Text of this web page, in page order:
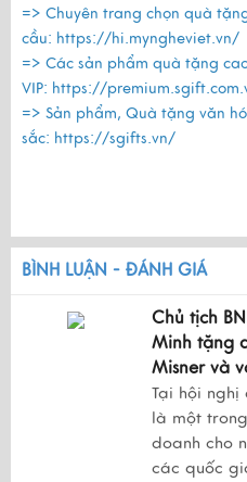
=> Chuyên trang chọn quà
cầu: https://hi.myngheviet.vn/
=> Các sản phẩm quà tặng
VIP: https://
=> Sản phẩm, Quà tặng văn
sắc: https://sgifts.vn/
BÌNH LUẬN - ĐÁNH GIÁ
Chủ tịch
Minh tặng
Misner và
Tại hội nghị
là một
doanh cho
các quốc